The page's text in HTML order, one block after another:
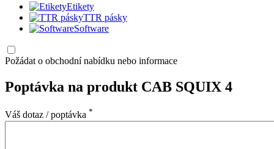
Etikety
TTR pásky
Software
Požádat o obchodní nabídku nebo informace
Poptávka na produkt CAB SQUIX 4
Váš dotaz / poptávka *